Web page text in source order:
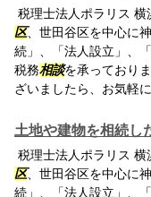
税理士法人ポラリス 横
区、世田谷区を中心に
続」、「法人設立」、
税務相談を承っており
ざいましたら、お気軽
土地や建物を相続し
税理士法人ポラリス 横
区、世田谷区を中心に
続」、「法人設立」、